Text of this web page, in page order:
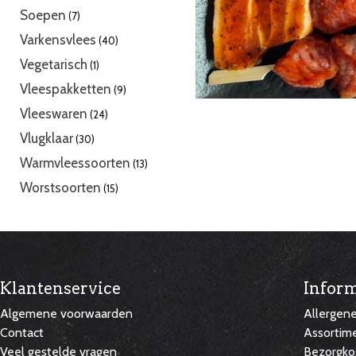
Soepen 77
Varkensvlees 4040
Vegetarisch 11
Vleespakketten 99
Vleeswaren 2424
Vlugklaar 3030
Warmvleessoorten 1313
Worstsoorten 1515
Klantenservice
Algemene voorwaarden
Contact
Veel gestelde vragen